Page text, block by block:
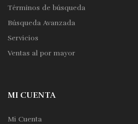
Términos de búsqueda
Búsqueda Avanzada
Servicios
Ventas al por mayor
MI CUENTA
Mi Cuenta